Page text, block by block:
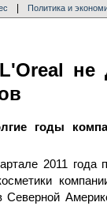
Политика и
не
годы
2011 года
Северной